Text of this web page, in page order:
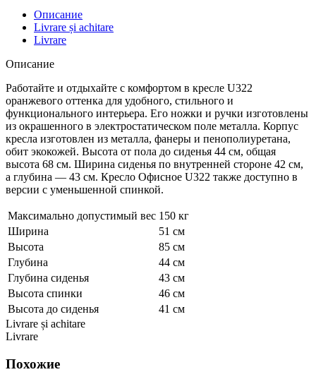
Описание
Livrare și achitare
Livrare
Описание
Работайте и отдыхайте с комфортом в кресле U322
оранжевого оттенка для удобного, стильного и
функционального интерьера. Его ножки и ручки изготовлены
из окрашенного в электростатическом поле металла. Корпус
кресла изготовлен из металла, фанеры и пенополиуретана,
обит экокожей. Высота от пола до сиденья 44 см, общая
высота 68 см. Ширина сиденья по внутренней стороне 42 см,
а глубина — 43 см. Кресло Офисное U322 также доступно в
версии с уменьшенной спинкой.
Максимально допустимый вес 150 кг
Ширина
51 см
Высота
85 см
Глубина
44 см
Глубина сиденья
43 см
Высота спинки
46 см
Высота до сиденья
41 см
Livrare și achitare
Livrare
Похожие